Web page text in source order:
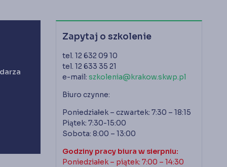
Panel członka
Zapytaj o szkolenie
tel. 12 632 09 10
tel. 12 633 35 21
e-mail: szkolenia@krakow.skwp.pl
Biuro czynne:
Poniedziałek – czwartek: 7:30 – 18:15
Piątek: 7:30-15:00
Sobota: 8:00 – 13:00
Godziny pracy biura w sierpniu:
Poniedziałek – piątek: 7:00 – 14:30